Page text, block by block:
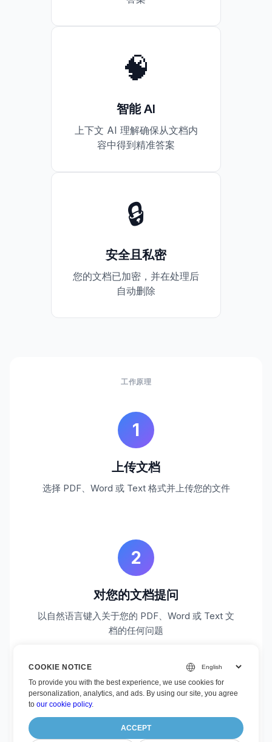
🧠
智能 AI
上下文 AI 理解确保从文档内
容中得到精准答案
🔒
安全且私密
您的文档已加密，并在处理后
自动删除
工作原理
1
上传文档
选择 PDF、Word 或 Text 格式并上传您的文件
2
对您的文档提问
以自然语言键入关于您的 PDF、Word 或 Text 文
档的任何问题
3
获取答案
COOKIE NOTICE
To provide you with the best experience, we use cookies for
personalization, analytics, and ads. By using our site, you agree
toour cookie policy.
ACCEPT